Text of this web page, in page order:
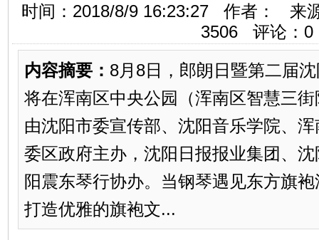
时间：2018/8/9 16:23:27 作者： 来
3506评论： 0
内容摘要： 8月8日，郎朗日暨第二届
将在浑南区中央公园（浑南区智慧三
由沈阳市委宣传部、沈阳音乐学院、
委区政府主办，沈阳日报报业集团、
阳震东琴行协办。当钢琴遇见东方旗
打造优雅的旗袍文...